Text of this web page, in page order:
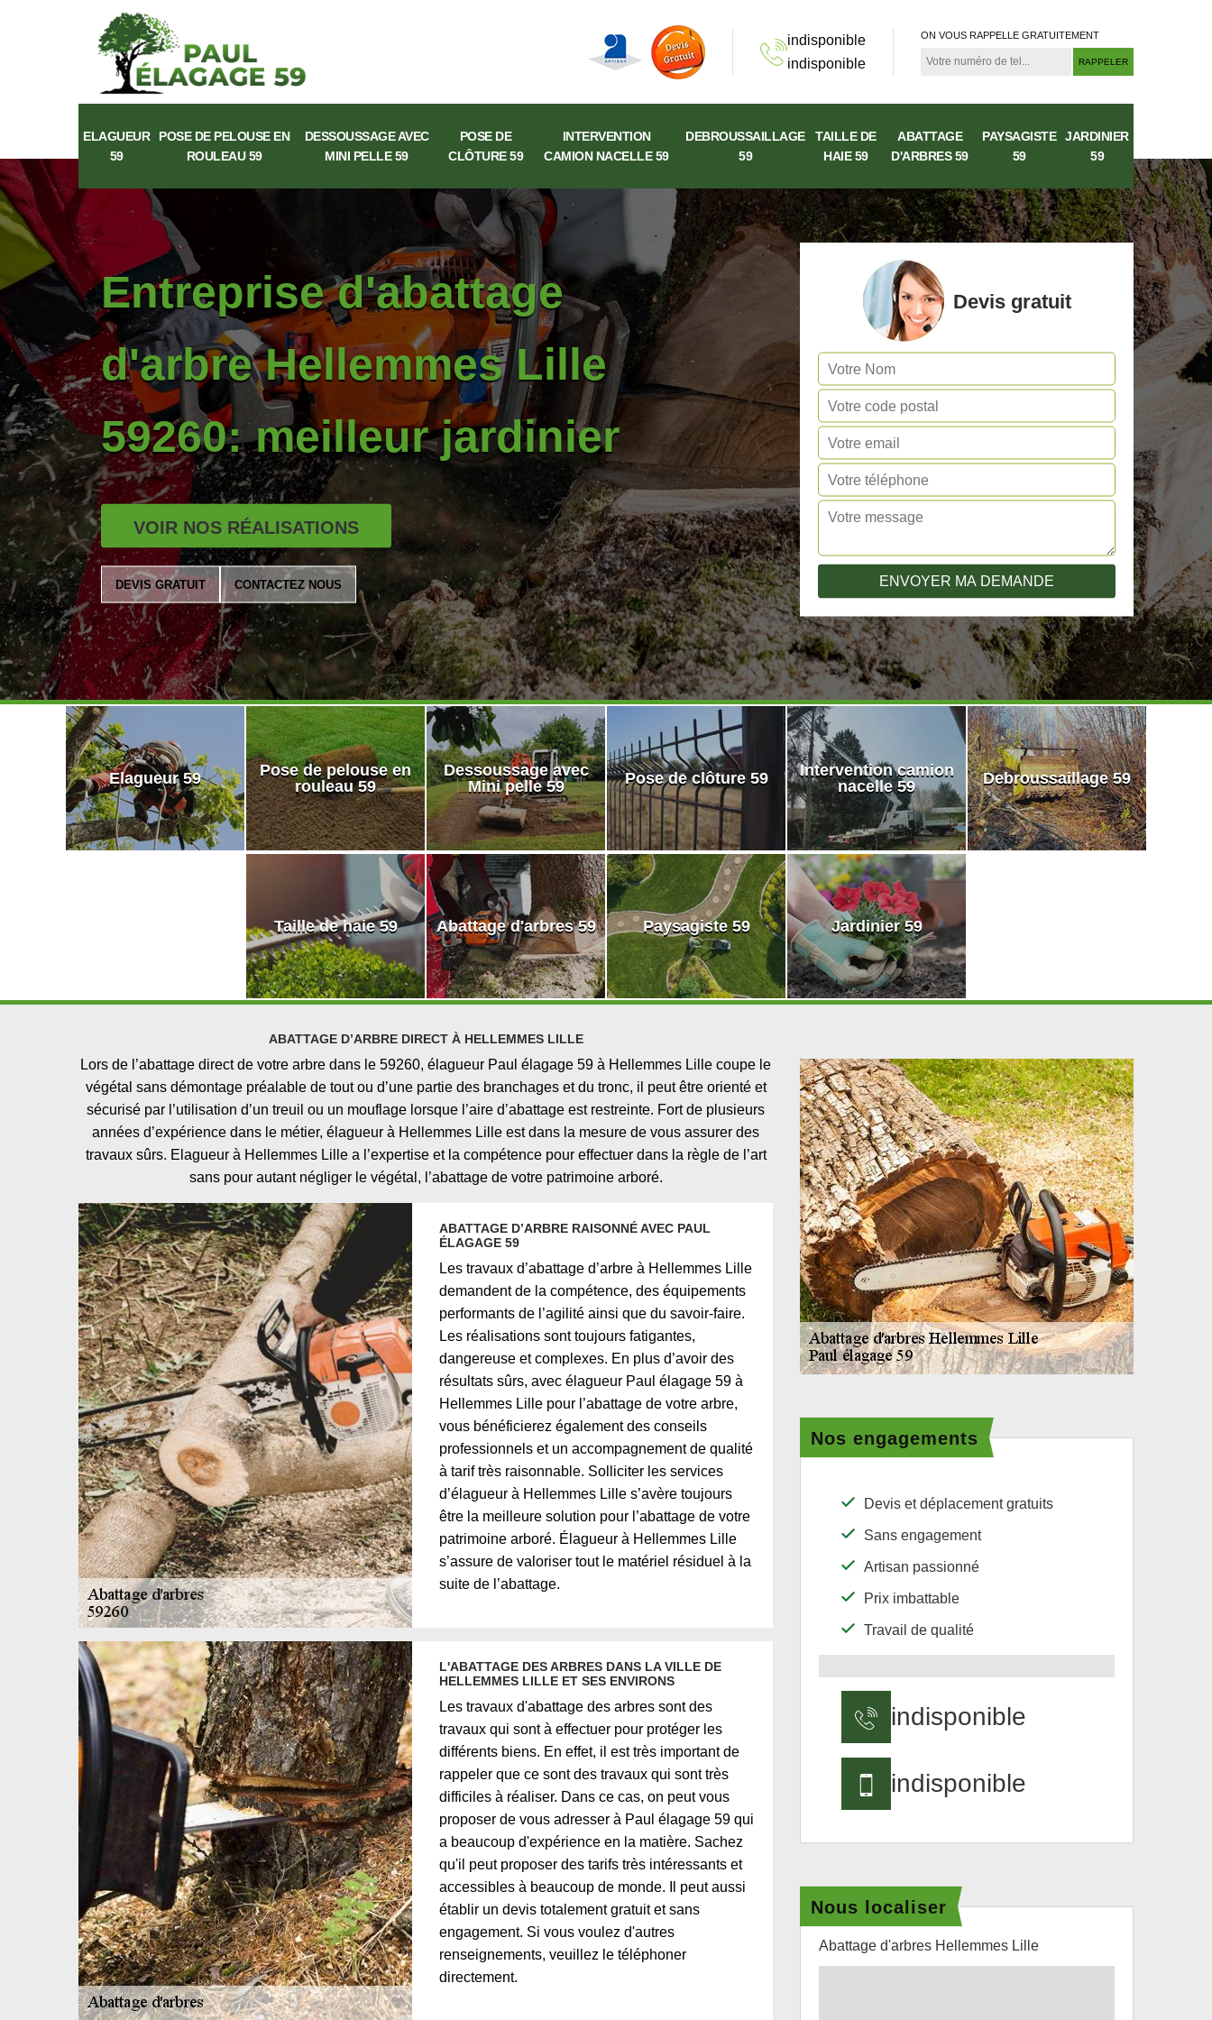
indisponible
indisponible
ON VOUS RAPPELLE GRATUITEMENT
ELAGUEUR
59
POSE DE PELOUSE EN
ROULEAU 59
DESSOUSSAGE AVEC
MINI PELLE 59
POSE DE
CLÔTURE 59
INTERVENTION
CAMION NACELLE 59
DEBROUSSAILLAGE
59
TAILLE DE
HAIE 59
ABATTAGE
D'ARBRES 59
PAYSAGISTE
59
JARDINIER
59
Entreprise d'abattage
d'arbre Hellemmes Lille
59260: meilleur jardinier
VOIR NOS RÉALISATIONS
DEVIS GRATUIT CONTACTEZ NOUS
Devis gratuit
Elagueur 59
Pose de pelouse en
rouleau 59
Dessoussage avec
Mini pelle 59
Pose de clôture 59
Intervention camion
nacelle 59
Debroussaillage 59
Taille de haie 59 Abattage d'arbres 59 Paysagiste 59 Jardinier 59
ABATTAGE D’ARBRE DIRECT À HELLEMMES LILLE
Lors de l’abattage direct de votre arbre dans le 59260, élagueur Paul élagage 59 à Hellemmes Lille coupe le
végétal sans démontage préalable de tout ou d’une partie des branchages et du tronc, il peut être orienté et
sécurisé par l’utilisation d’un treuil ou un mouflage lorsque l’aire d’abattage est restreinte. Fort de plusieurs
années d’expérience dans le métier, élagueur à Hellemmes Lille est dans la mesure de vous assurer des
travaux sûrs. Elagueur à Hellemmes Lille a l’expertise et la compétence pour effectuer dans la règle de l’art
sans pour autant négliger le végétal, l’abattage de votre patrimoine arboré.
ABATTAGE D’ARBRE RAISONNÉ AVEC PAUL
ÉLAGAGE 59
Les travaux d’abattage d’arbre à Hellemmes Lille
demandent de la compétence, des équipements
performants de l’agilité ainsi que du savoir-faire.
Les réalisations sont toujours fatigantes,
dangereuse et complexes. En plus d’avoir des
résultats sûrs, avec élagueur Paul élagage 59 à
Hellemmes Lille pour l’abattage de votre arbre,
vous bénéficierez également des conseils
professionnels et un accompagnement de qualité
à tarif très raisonnable. Solliciter les services
d’élagueur à Hellemmes Lille s’avère toujours
être la meilleure solution pour l’abattage de votre
patrimoine arboré. Élagueur à Hellemmes Lille
s’assure de valoriser tout le matériel résiduel à la
suite de l’abattage.
L'ABATTAGE DES ARBRES DANS LA VILLE DE
HELLEMMES LILLE ET SES ENVIRONS
Les travaux d'abattage des arbres sont des
travaux qui sont à effectuer pour protéger les
différents biens. En effet, il est très important de
rappeler que ce sont des travaux qui sont très
difficiles à réaliser. Dans ce cas, on peut vous
proposer de vous adresser à Paul élagage 59 qui
a beaucoup d'expérience en la matière. Sachez
qu'il peut proposer des tarifs très intéressants et
accessibles à beaucoup de monde. Il peut aussi
établir un devis totalement gratuit et sans
engagement. Si vous voulez d'autres
renseignements, veuillez le téléphoner
directement.
Nos engagements
Devis et déplacement gratuits
Sans engagement
Artisan passionné
Prix imbattable
Travail de qualité
indisponible
indisponible
Nous localiser
Abattage d'arbres Hellemmes Lille